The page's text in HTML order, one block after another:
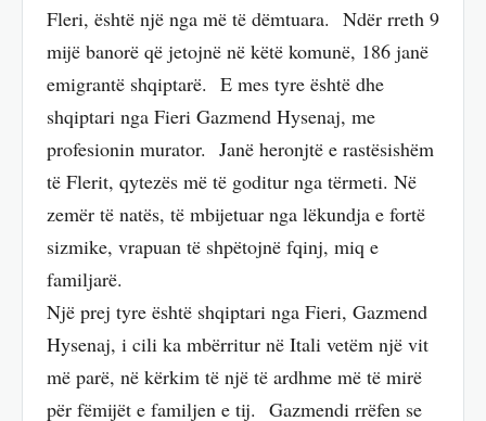
Fleri, është një nga më të dëmtuara. Ndër rreth 9
mijë banorë që jetojnë në këtë komunë, 186 janë
emigrantë shqiptarë. E mes tyre është dhe
shqiptari nga Fieri Gazmend Hysenaj, me
profesionin murator. Janë heronjtë e rastësishëm
të Flerit, qytezës më të goditur nga tërmeti. Në
zemër të natës, të mbijetuar nga lëkundja e fortë
sizmike, vrapuan të shpëtojnë fqinj, miq e
familjarë.
Një prej tyre është shqiptari nga Fieri, Gazmend
Hysenaj, i cili ka mbërritur në Itali vetëm një vit
më parë, në kërkim të një të ardhme më të mirë
për fëmijët e familjen e tij. Gazmendi rrëfen se